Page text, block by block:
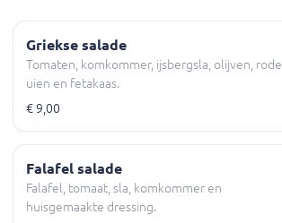
Griekse salade
Tomaten, komkommer, ijsbergsla, olijven, rode
uien en fetakaas.
€ 9,00
Falafel salade
Falafel, tomaat, sla, komkommer en
huisgemaakte dressing.